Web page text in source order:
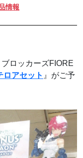
情報
ロッカーズFIORE
ロアセット 』がご予